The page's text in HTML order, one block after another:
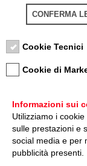
CONFERMA
Cookie Tecnici
Cookie di
Informazioni sui
Utilizziamo i
sulle prestazioni e
social media e per
pubblicità presenti.